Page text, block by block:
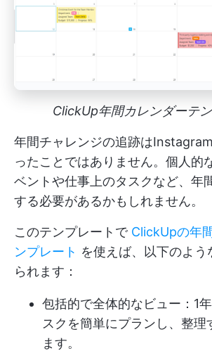
ClickUp年間カレンダーテ
年間チャレンジの追跡は
ったことではありません。個人的
ベントや仕事上のタスクなど、年
する必要があるかもしれません。
このテンプレートで ClickUpの年
ンプレート を使えば、以下のよ
られます：
包括的で全体的なビュー：1
スクを簡単にプランし、整理
ます。